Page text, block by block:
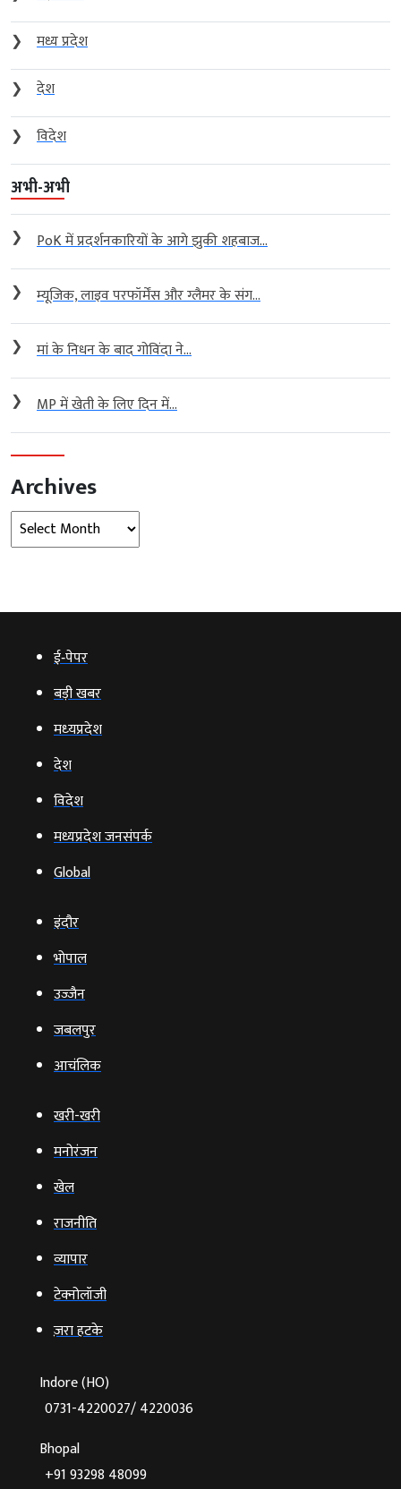
❯
मध्य प्रदेश
❯
देश
❯
विदेश
अभी-अभी
❯ PoK में प्रदर्शनकारियों के आगे झुकी शहबाज...
❯ म्यूजिक, लाइव परफॉर्मेंस और ग्लैमर के संग...
❯ मां के निधन के बाद गोविंदा ने...
❯ MP में खेती के लिए दिन में...
Archives
Archives
ई‑पेपर
बड़ी खबर
मध्‍यप्रदेश
देश
विदेश
मध्यप्रदेश जनसंपर्क
Global
इंदौर
भोपाल
उज्‍जैन
जबलपुर
आचंलिक
खरी-खरी
मनोरंजन
खेल
राजनीति
व्‍यापार
टेक्‍नोलॉजी
ज़रा हटके
Indore (HO)
0731-4220027/ 4220036
Bhopal
+91 93298 48099